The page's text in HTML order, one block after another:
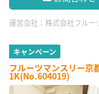
運営会社： 株式会社フルー
キャンペーン
フルーツマンスリー
1K(No.604019)